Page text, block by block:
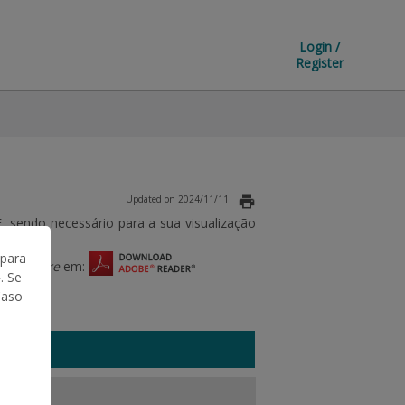
Login /
Register
Updated on 2024/11/11
necessário para a sua visualização
softwareem:
Se